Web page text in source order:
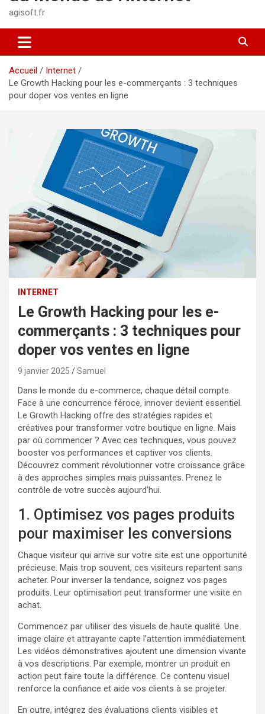
agisoft.fr
Accueil
Internet
Le Growth Hacking pour les e-commerçants : 3 techniques
pour doper vos ventes en ligne
INTERNET
Le Growth Hacking pour les e-
commerçants : 3 techniques pour
doper vos ventes en ligne
9 janvier 2025 Samuel
Dans le monde du e-commerce, chaque détail compte.
Face à une concurrence féroce, innover devient essentiel.
Le Growth Hacking offre des stratégies rapides et
créatives pour transformer votre boutique en ligne. Mais
par où commencer ? Avec ces techniques, vous pouvez
booster vos performances et captiver vos clients.
Découvrez comment révolutionner votre croissance grâce
à des approches simples mais puissantes. Prenez le
contrôle de votre succès aujourd’hui.
1. Optimisez vos pages produits
pour maximiser les conversions
Chaque visiteur qui arrive sur votre site est une opportunité
précieuse. Mais trop souvent, ces visiteurs repartent sans
acheter. Pour inverser la tendance, soignez vos pages
produits. Leur optimisation peut transformer une visite en
achat.
Commencez par utiliser des visuels de haute qualité. Une
image claire et attrayante capte l’attention immédiatement.
Les vidéos démonstratives ajoutent une dimension vivante
à vos descriptions. Par exemple, montrer un produit en
action peut faire toute la différence. Ce contenu visuel
renforce la confiance et aide vos clients à se projeter.
En outre, intégrez des évaluations clients visibles et